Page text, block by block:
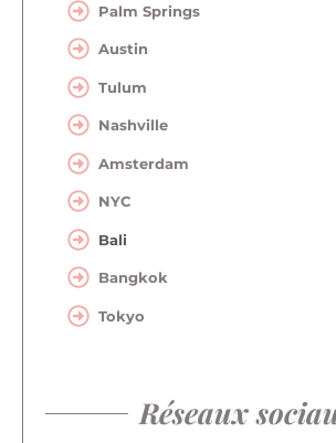
Palm Springs
Austin
Tulum
Nashville
Amsterdam
NYC
Bali
Bangkok
Tokyo
Réseaux